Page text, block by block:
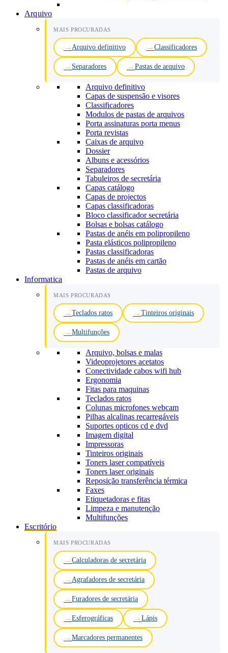
Arquivo
MAIS PROCURADAS
Arquivo definitivo Classificadores
Separadores Pastas de arquivo
Arquivo definitivo
Capas de suspensão e visores
Classificadores
Modulos de pastas de arquivos
Porta assinaturas porta menus
Porta revistas
Caixas de arquivo
Dossier
Albuns e acessórios
Separadores
Tabuleiros de secretária
Capas catálogo
Capas de projectos
Capas classificadoras
Bloco classificador secretária
Bolsas e bolsas catálogo
Pastas de anéis em polipropileno
Pasta elásticos polipropileno
Pastas classificadoras
Pastas de anéis em cartão
Pastas de arquivo
Informatica
MAIS PROCURADAS
Teclados ratos Tinteiros originais
Multifunções
Arquivo, bolsas e malas
Videoprojetores acetatos
Conectividade cabos wifi hub
Ergonomia
Fitas para maquinas
Teclados ratos
Colunas microfones webcam
Pilhas alcalinas recarregáveis
Suportes opticos cd e dvd
Imagem digital
Impressoras
Tinteiros originais
Toners laser compatíveis
Toners laser originais
Reposição transferência térmica
Faxes
Etiquetadoras e fitas
Limpeza e manutenção
Multifunções
Escritório
MAIS PROCURADAS
Calculadoras de secretária
Agrafadores de secretária
Furadores de secretária
Esferográficas Lápis
Marcadores permanentes